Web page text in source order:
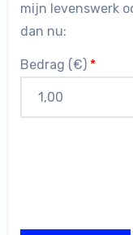
mijn levenswerk
dan nu:
Bedrag (€) *